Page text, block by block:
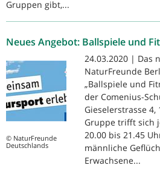
Gruppen gibt,...
Neues Angebot: Ballspiele und
© NaturFreunde
Deutschlands
24.03.2020 | Das
NaturFreunde
„Ballspiele und
der Comenius-
Gieselerstrasse 4,
Gruppe trifft sich
20.00 bis 21.45
männliche
Erwachsene...